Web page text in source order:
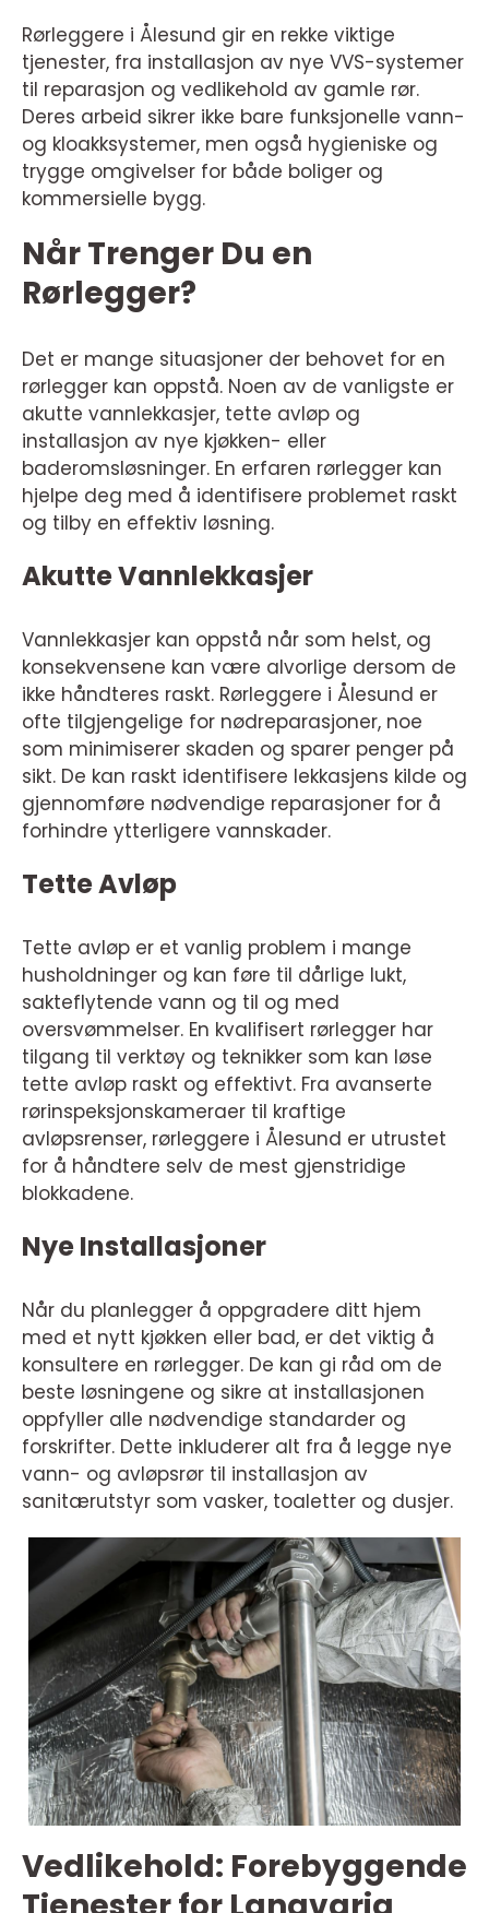
Rørleggere i Ålesund gir en rekke viktige
tjenester, fra installasjon av nye VVS-systemer
til reparasjon og vedlikehold av gamle rør.
Deres arbeid sikrer ikke bare funksjonelle vann-
og kloakksystemer, men også hygieniske og
trygge omgivelser for både boliger og
kommersielle bygg.
Når Trenger Du en
Rørlegger?
Det er mange situasjoner der behovet for en
rørlegger kan oppstå. Noen av de vanligste er
akutte vannlekkasjer, tette avløp og
installasjon av nye kjøkken- eller
baderomsløsninger. En erfaren rørlegger kan
hjelpe deg med å identifisere problemet raskt
og tilby en effektiv løsning.
Akutte Vannlekkasjer
Vannlekkasjer kan oppstå når som helst, og
konsekvensene kan være alvorlige dersom de
ikke håndteres raskt. Rørleggere i Ålesund er
ofte tilgjengelige for nødreparasjoner, noe
som minimiserer skaden og sparer penger på
sikt. De kan raskt identifisere lekkasjens kilde og
gjennomføre nødvendige reparasjoner for å
forhindre ytterligere vannskader.
Tette Avløp
Tette avløp er et vanlig problem i mange
husholdninger og kan føre til dårlige lukt,
sakteflytende vann og til og med
oversvømmelser. En kvalifisert rørlegger har
tilgang til verktøy og teknikker som kan løse
tette avløp raskt og effektivt. Fra avanserte
rørinspeksjonskameraer til kraftige
avløpsrenser, rørleggere i Ålesund er utrustet
for å håndtere selv de mest gjenstridige
blokkadene.
Nye Installasjoner
Når du planlegger å oppgradere ditt hjem
med et nytt kjøkken eller bad, er det viktig å
konsultere en rørlegger. De kan gi råd om de
beste løsningene og sikre at installasjonen
oppfyller alle nødvendige standarder og
forskrifter. Dette inkluderer alt fra å legge nye
vann- og avløpsrør til installasjon av
sanitærutstyr som vasker, toaletter og dusjer.
Vedlikehold: Forebyggende